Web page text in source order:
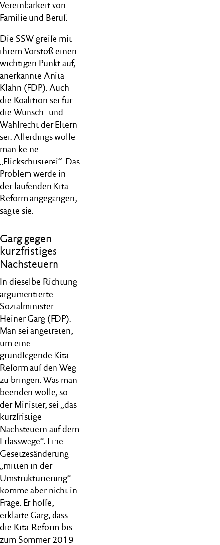
Vereinbarkeit von
Familie und Beruf.
Die SSW greife mit
ihrem Vorstoß einen
wichtigen Punkt auf,
anerkannte Anita
Klahn (FDP). Auch
die Koalition sei für
die Wunsch- und
Wahlrecht der Eltern
sei. Allerdings wolle
man keine
„Flickschusterei“. Das
Problem werde in
der laufenden Kita-
Reform angegangen,
sagte sie.
Garg gegen
kurzfristiges
Nachsteuern
In dieselbe Richtung
argumentierte
Sozialminister
Heiner Garg (FDP).
Man sei angetreten,
um eine
grundlegende Kita-
Reform auf den Weg
zu bringen. Was man
beenden wolle, so
der Minister, sei „das
kurzfristige
Nachsteuern auf dem
Erlasswege“. Eine
Gesetzesänderung
„mitten in der
Umstrukturierung“
komme aber nicht in
Frage. Er hoffe,
erklärte Garg, dass
die Kita-Reform bis
zum Sommer 2019